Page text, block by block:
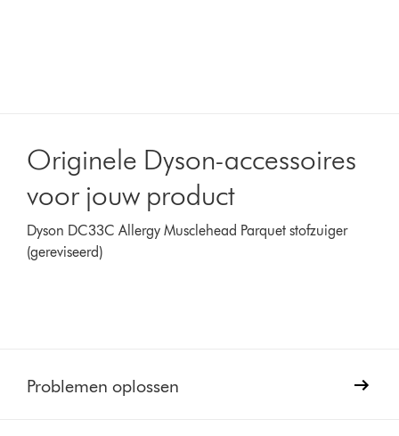
Originele Dyson-accessoires
voor jouw product
Dyson DC33C Allergy Musclehead Parquet stofzuiger
(gereviseerd)
Problemen oplossen